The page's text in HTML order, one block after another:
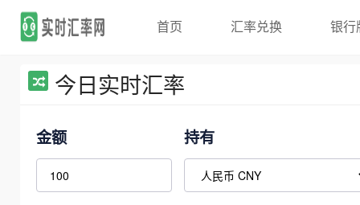
首页 汇率兑换 银行
今日实时汇率
金额 持有